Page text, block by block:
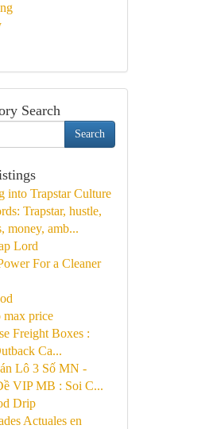
Search
Search
into Trapstar Culture
Trapstar, hustle,
money, amb...
Lord
For a Cleaner
max price
Freight Boxes :
Ca...
Lô 3 Số MN -
VIP MB : Soi C...
Drip
Actuales en